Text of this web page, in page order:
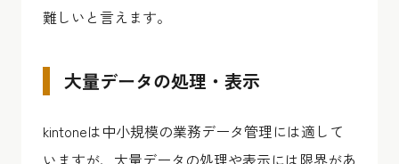
難しいと言えます。
大量データの処理・表示
kintoneは中小規模の業務データ管理には適して
いますが、大量データの処理や表示には限界があ